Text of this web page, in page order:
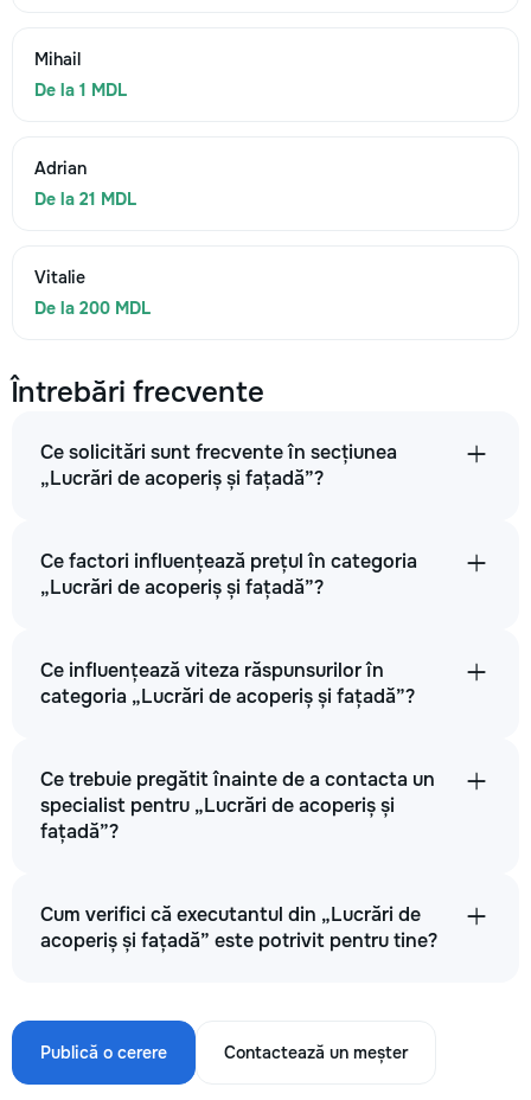
Mihail
De la 1 MDL
Adrian
De la 21 MDL
Vitalie
De la 200 MDL
Întrebări frecvente
Ce solicitări sunt frecvente în secțiunea
„Lucrări de acoperiș și fațadă”?
Ce factori influențează prețul în categoria
„Lucrări de acoperiș și fațadă”?
Ce influențează viteza răspunsurilor în
categoria „Lucrări de acoperiș și fațadă”?
Ce trebuie pregătit înainte de a contacta un
specialist pentru „Lucrări de acoperiș și
fațadă”?
Cum verifici că executantul din „Lucrări de
acoperiș și fațadă” este potrivit pentru tine?
Publică o cerere Contactează un meșter